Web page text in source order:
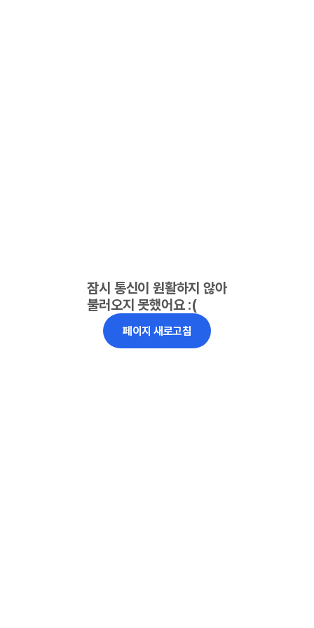
잠시 통신이 원활하지 않아
불러오지 못했어요 :(
페이지 새로고침